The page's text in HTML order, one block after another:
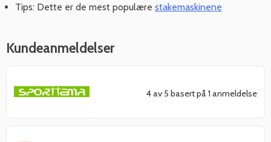
Tips: Dette er de mest populære stakemaskinene
Kundeanmeldelser
4 av 5 basert på 1 anmeldelse